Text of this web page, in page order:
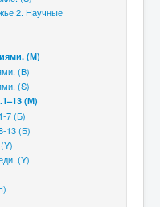
2. Научные
(М)
(B)
(S)
(М)
7 (Б)
13 (Б)
(Y)